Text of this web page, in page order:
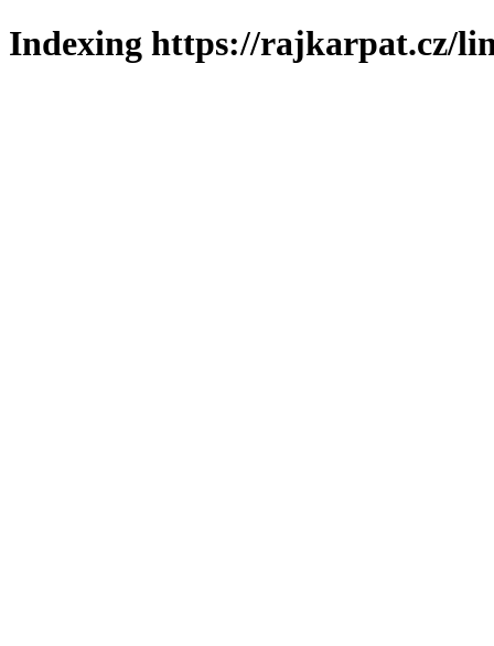
Indexing https://rajkarpat.cz/